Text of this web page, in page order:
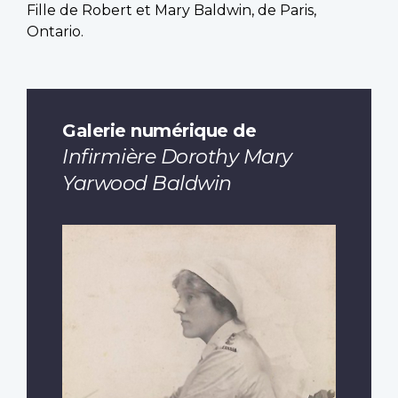
Fille de Robert et Mary Baldwin, de Paris,
Ontario.
Galerie numérique de
Infirmière Dorothy Mary
Yarwood Baldwin